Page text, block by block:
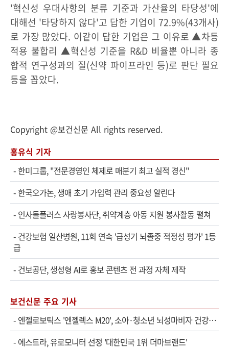
'혁신성 우대사항의 분류 기준과 가산율의 타당성'에
대해선 '타당하지 않다'고 답한 기업이 72.9%(43개사)
로 가장 많았다. 이같이 답한 기업은 그 이유로 ▲차등
적용 불합리 ▲혁신성 기준을 R&D 비율뿐 아니라 종
합적 연구성과의 질(신약 파이프라인 등)로 판단 필요
등을 꼽았다.
Copyright @보건신문 All rights reserved.
홍유식 기자
- 한미그룹, "전문경영인 체제로 매분기 최고 실적 경신"
- 한국오가논, 생애 초기 가임력 관리 중요성 알린다
- 인사돌플러스 사랑봉사단, 취약계층 아동 지원 봉사활동 펼쳐
- 건강보험 일산병원, 11회 연속 '급성기 뇌졸중 적정성 평가' 1등
급
- 건보공단, 생성형 AI로 홍보 콘텐츠 전 과정 자체 제작
보건신문 주요 기사
- 엔젤로보틱스 '엔젤렉스 M20', 소아·청소년 뇌성마비자 건강보험 확대 적용
- 에스트라, 유로모니터 선정 '대한민국 1위 더마브랜드'